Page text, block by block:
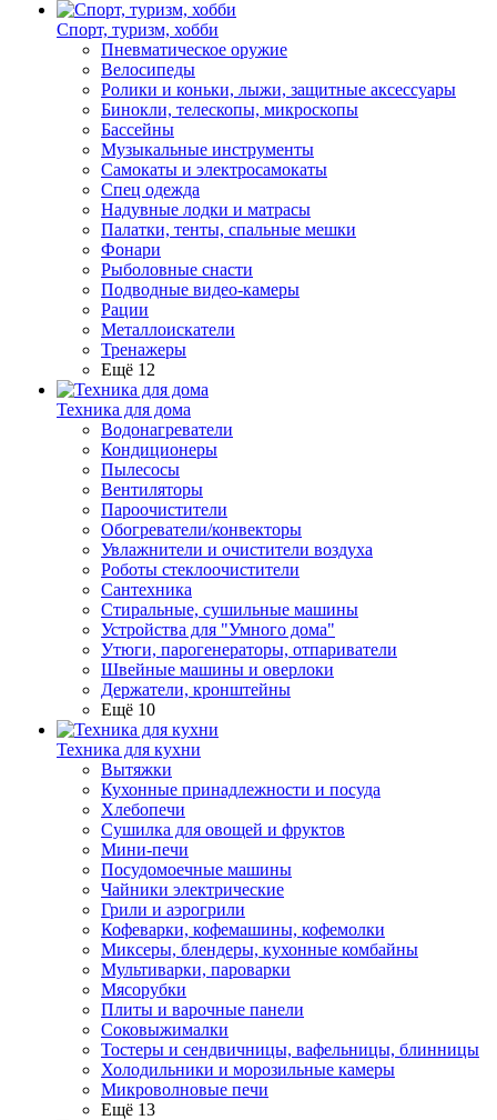
Спорт, туризм, хобби
Пневматическое оружие
Велосипеды
Ролики и коньки, лыжи, защитные аксессуары
Бинокли, телескопы, микроскопы
Бассейны
Музыкальные инструменты
Самокаты и электросамокаты
Спец одежда
Надувные лодки и матрасы
Палатки, тенты, спальные мешки
Фонари
Рыболовные снасти
Подводные видео-камеры
Рации
Металлоискатели
Тренажеры
Ещё 12
Техника для дома
Водонагреватели
Кондиционеры
Пылесосы
Вентиляторы
Пароочистители
Обогреватели/конвекторы
Увлажнители и очистители воздуха
Роботы стеклоочистители
Сантехника
Стиральные, сушильные машины
Устройства для "Умного дома"
Утюги, парогенераторы, отпариватели
Швейные машины и оверлоки
Держатели, кронштейны
Ещё 10
Техника для кухни
Вытяжки
Кухонные принадлежности и посуда
Хлебопечи
Сушилка для овощей и фруктов
Мини-печи
Посудомоечные машины
Чайники электрические
Грили и аэрогрили
Кофеварки, кофемашины, кофемолки
Миксеры, блендеры, кухонные комбайны
Мультиварки, пароварки
Мясорубки
Плиты и варочные панели
Соковыжималки
Тостеры и сендвичницы, вафельницы, блинницы
Холодильники и морозильные камеры
Микроволновые печи
Ещё 13